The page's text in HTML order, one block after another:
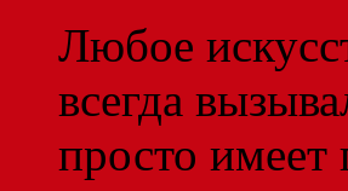
Любое
всегда
просто имеет